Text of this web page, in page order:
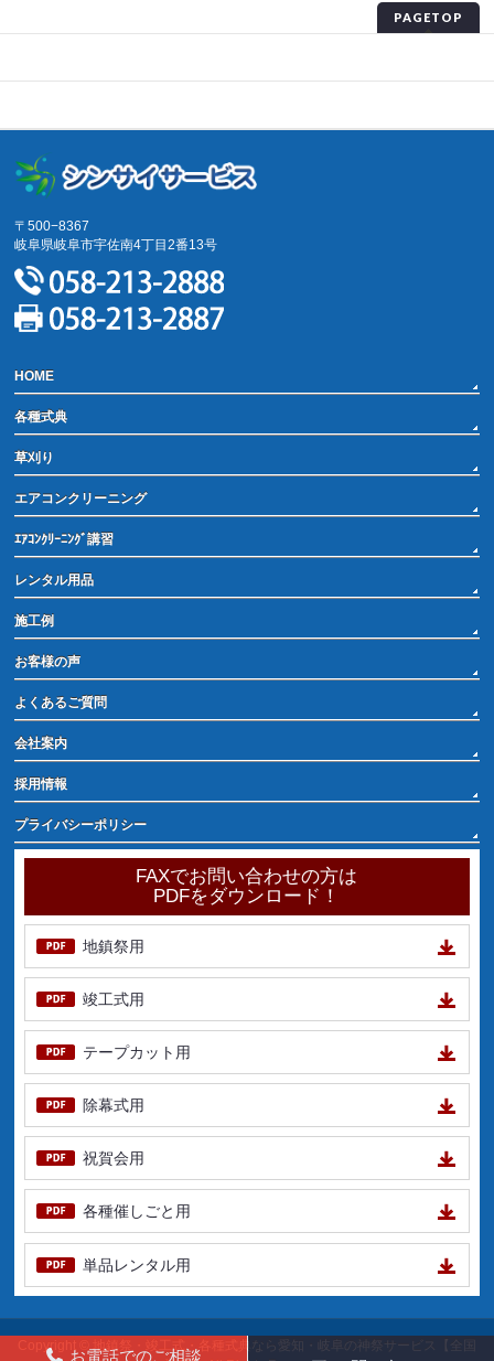
PAGETOP
〒500−8367
岐阜県岐阜市宇佐南4丁目2番13号
HOME
各種式典
草刈り
エアコンクリーニング
ｴｱｺﾝｸﾘｰﾆﾝｸﾞ講習
レンタル用品
施工例
お客様の声
よくあるご質問
会社案内
採用情報
プライバシーポリシー
FAXでお問い合わせの方は
PDFをダウンロード！
地鎮祭用
竣工式用
テープカット用
除幕式用
祝賀会用
各種催しごと用
単品レンタル用
Copyright ©
地鎮祭・竣工式・各種式典なら愛知・岐阜の神祭サービス【全国
お電話でのご相談